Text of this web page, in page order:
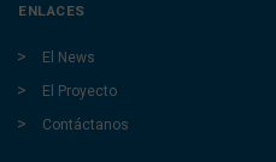
ENLACES
El News
El Proyecto
Contáctanos